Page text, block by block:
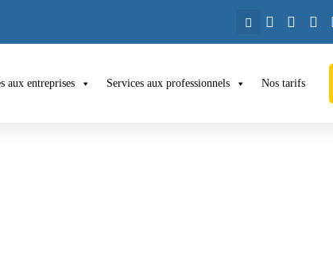
aux entreprises Services aux professionnels Nos tarifs